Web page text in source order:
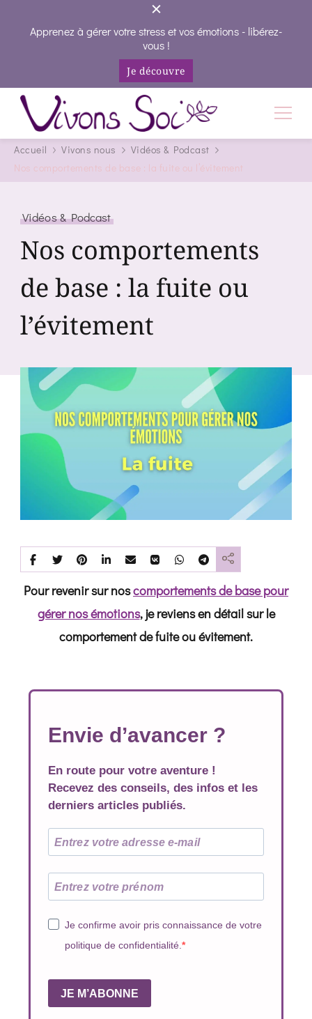
Apprenez à gérer votre stress et vos émotions - libérez-
vous !
Je découvre
Vivons Soi
Vivez votre vie en conscience
Accueil Vivons nous
Vidéos & Podcast
Nos comportements de base : la fuite ou l’évitement
Vidéos & Podcast
Nos comportements
de base : la fuite ou
l’évitement
Pour revenir sur noscomportements de base pour
gérer nos émotions, je reviens en détail sur le
comportement de fuite ou évitement.
Envie d’avancer ?
En route pour votre aventure !
Recevez des conseils, des infos et les
derniers articles publiés.
Je confirme avoir pris connaissance de votre
politique de confidentialité.
JE M’ABONNE